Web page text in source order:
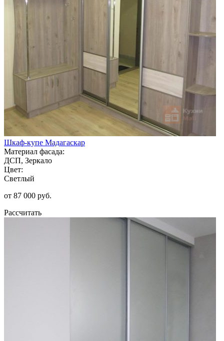
Шкаф-купе Мадагаскар
Материал фасада:
ДСП, Зеркало
Цвет:
Светлый
от 87 000 руб.
Рассчитать